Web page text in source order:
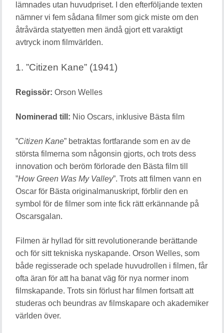
lämnades utan huvudpriset. I den efterföljande texten
nämner vi fem sådana filmer som gick miste om den
åtråvärda statyetten men ändå gjort ett varaktigt
avtryck inom filmvärlden.
1. ”Citizen Kane” (1941)
Regissör: Orson Welles
Nominerad till: Nio Oscars, inklusive Bästa film
”Citizen Kane” betraktas fortfarande som en av de
största filmerna som någonsin gjorts, och trots dess
innovation och beröm förlorade den Bästa film till
”How Green Was My Valley”. Trots att filmen vann en
Oscar för Bästa originalmanuskript, förblir den en
symbol för de filmer som inte fick rätt erkännande på
Oscarsgalan.
Filmen är hyllad för sitt revolutionerande berättande
och för sitt tekniska nyskapande. Orson Welles, som
både regisserade och spelade huvudrollen i filmen, får
ofta äran för att ha banat väg för nya normer inom
filmskapande. Trots sin förlust har filmen fortsatt att
studeras och beundras av filmskapare och akademiker
världen över.